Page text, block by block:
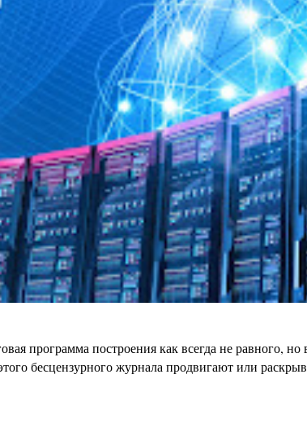
программа построения как всегда не равного,
бесцензурного журнала продвигают или